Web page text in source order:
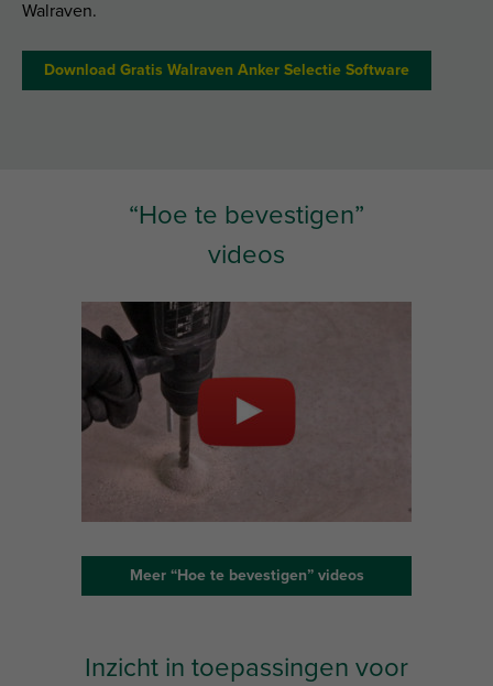
Walraven.
Download Gratis Walraven Anker Selectie Software
“Hoe te bevestigen”
videos
Meer “Hoe te bevestigen” videos
Inzicht in toepassingen voor